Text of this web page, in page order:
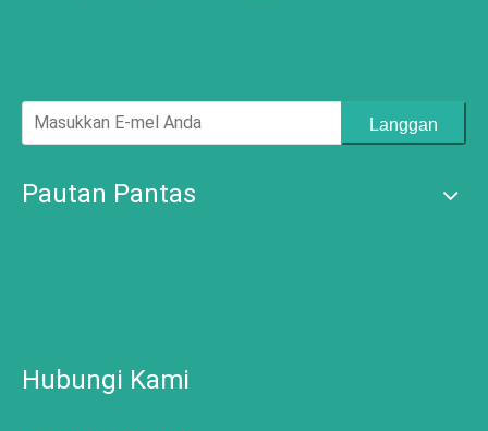
Langgan
Pautan Pantas
Hubungi Kami